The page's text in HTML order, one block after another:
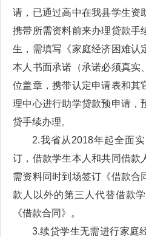
请，已通过高中在我县学生资
携带所需资料前来办理贷款手
生，需填写《家庭经济困难认
本人书面承诺（承诺必须真实
位盖章，携带认定申请表和其
理中心进行助学贷款预申请，
贷手续办理。
2.我省从2018年起全面
订，借款学生本人和共同借款
需资料同时到场签订《借款合
款人以外的第三人代替借款
《借款合同》。
3.续贷学生无需进行家庭